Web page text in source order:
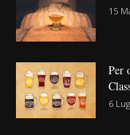
15
Per
6